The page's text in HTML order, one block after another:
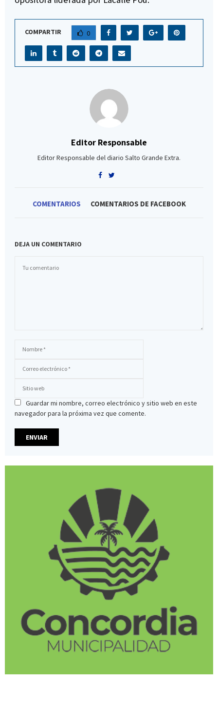
COMPARTIR 0
Editor Responsable
Editor Responsable del diario Salto Grande Extra.
COMENTARIOS COMENTARIOS DE FACEBOOK
DEJA UN COMENTARIO
Guardar mi nombre, correo electrónico y sitio web en este
navegador para la próxima vez que comente.